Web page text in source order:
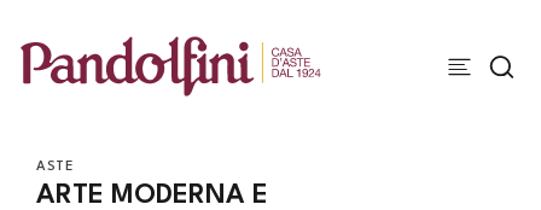
ASTE
ARTE MODERNA E